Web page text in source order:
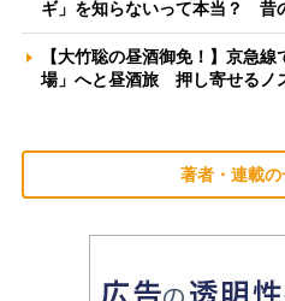
ギ」を知らないって本当？ 昔
【大竹聡の昼酒御免！】京急
場」へと昼酒旅 押し寄せるノ
著者・連載